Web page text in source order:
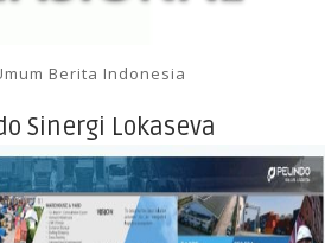
Berita Indonesia
Sinergi Lokaseva